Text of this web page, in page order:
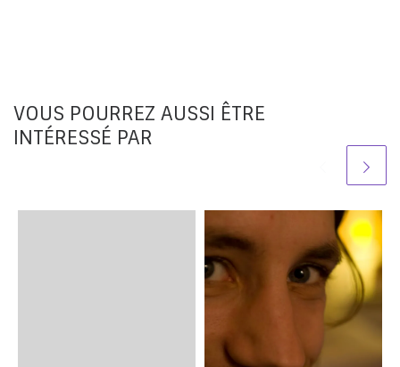
VOUS POURREZ AUSSI ÊTRE
INTÉRESSÉ PAR